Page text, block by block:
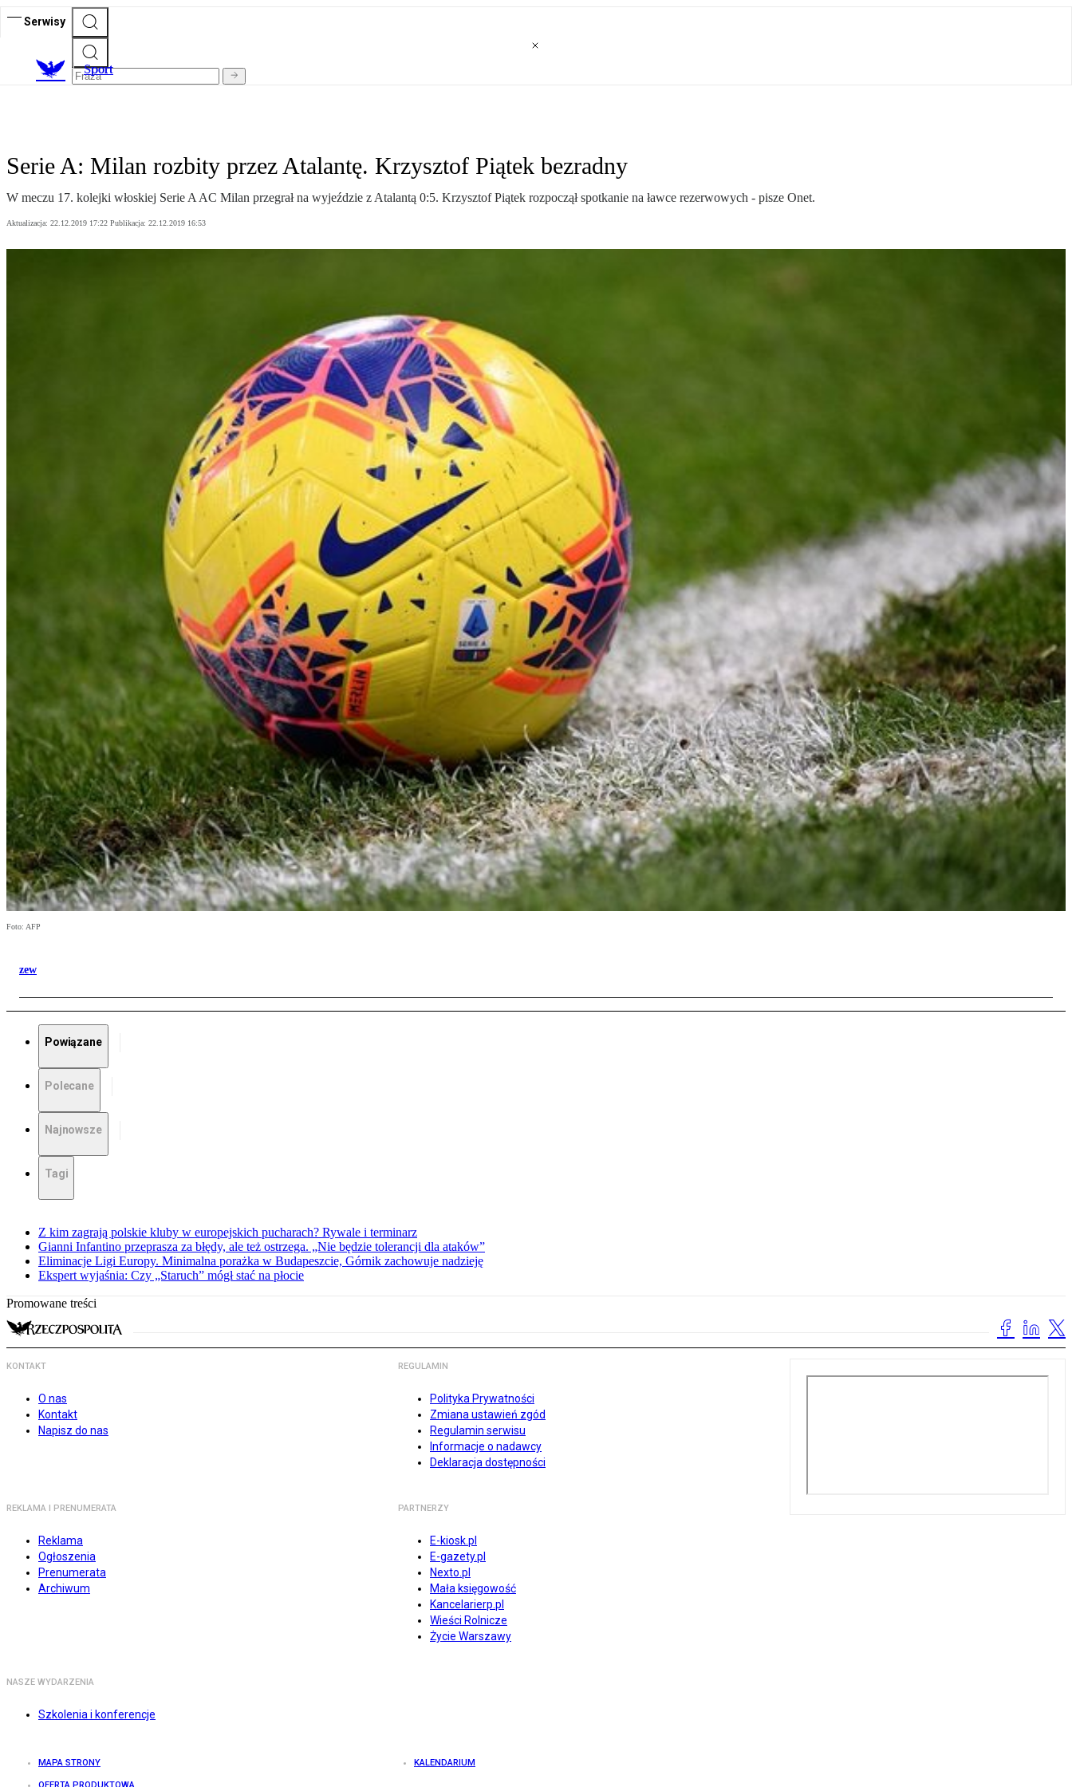
Serwisy
Sport
Serie A: Milan rozbity przez Atalantę. Krzysztof Piątek bezradny
W meczu 17. kolejki włoskiej Serie A AC Milan przegrał na wyjeździe z Atalantą 0:5. Krzysztof Piątek rozpoczął spotkanie na ławce rezerwowych - pisze Onet.
Aktualizacja: 22.12.2019 17:22 Publikacja: 22.12.2019 16:53
Foto: AFP
zew
Powiązane
Polecane
Najnowsze
Tagi
Z kim zagrają polskie kluby w europejskich pucharach? Rywale i terminarz
Gianni Infantino przeprasza za błędy, ale też ostrzega. „Nie będzie tolerancji dla ataków”
Eliminacje Ligi Europy. Minimalna porażka w Budapeszcie, Górnik zachowuje nadzieję
Ekspert wyjaśnia: Czy „Staruch” mógł stać na płocie
Promowane treści
KONTAKT
O nas
Kontakt
Napisz do nas
REGULAMIN
Polityka Prywatności
Zmiana ustawień zgód
Regulamin serwisu
Informacje o nadawcy
Deklaracja dostępności
REKLAMA I PRENUMERATA
Reklama
Ogłoszenia
Prenumerata
Archiwum
PARTNERZY
E-kiosk.pl
E-gazety.pl
Nexto.pl
Mała księgowość
Kancelarierp.pl
Wieści Rolnicze
Życie Warszawy
NASZE WYDARZENIA
Szkolenia i konferencje
MAPA STRONY KALENDARIUM